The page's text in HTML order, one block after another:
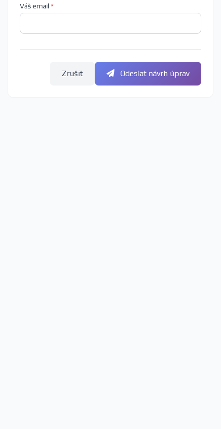
Váš email *
Zrušit Odeslat návrh úprav